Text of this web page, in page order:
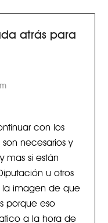
atrás para
con los
necesarios y
mas si están
u otros
la imagen de que
porque eso
a la hora de